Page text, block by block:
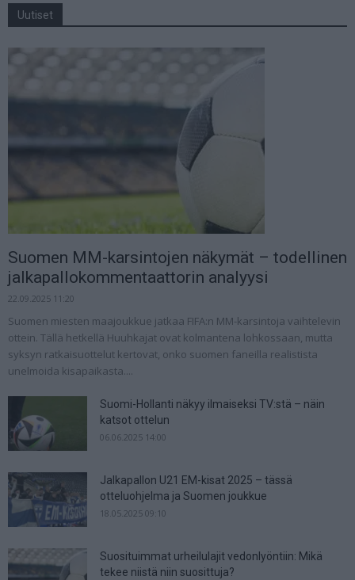
Uutiset
Suomen MM-karsintojen näkymät – todellinen
jalkapallokommentaattorin analyysi
22.09.2025 11:20
Suomen miesten maajoukkue jatkaa FIFA:n MM-karsintoja vaihtelevin
ottein. Tällä hetkellä Huuhkajat ovat kolmantena lohkossaan, mutta
syksyn ratkaisuottelut kertovat, onko suomen faneilla realistista
unelmoida kisapaikasta....
Suomi-Hollanti näkyy ilmaiseksi TV:stä – näin
katsot ottelun
06.06.2025 14:00
Jalkapallon U21 EM-kisat 2025 – tässä
otteluohjelma ja Suomen joukkue
18.05.2025 09:10
Suosituimmat urheilulajit vedonlyöntiin: Mikä
tekee niistä niin suosittuja?